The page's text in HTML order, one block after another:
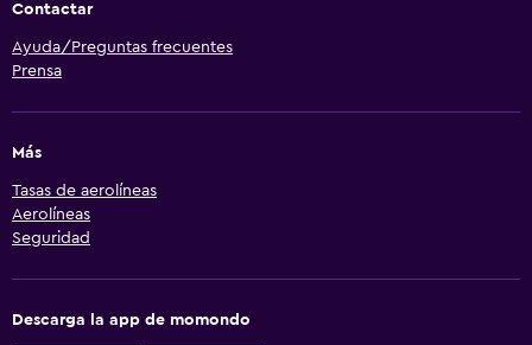
Contactar
Ayuda/Preguntas frecuentes
Prensa
Más
Tasas de aerolíneas
Aerolíneas
Seguridad
Descarga la app de momondo